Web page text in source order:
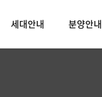
세대안내 분양안내